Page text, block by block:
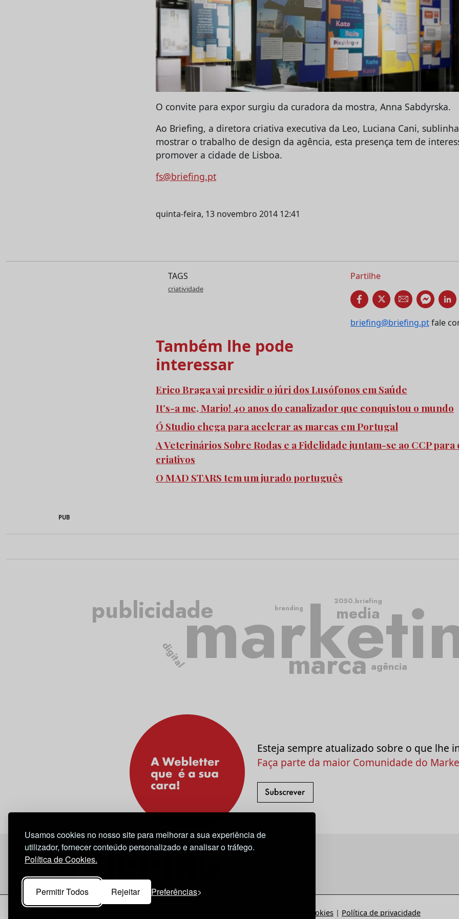
Usamos cookies no nosso site para melhorar a sua experiência de
utilizador, fornecer conteúdo personalizado e analisar o tráfego.
Política de Cookies.
Permitir Todos Rejeitar Preferências
O convite para expor surgiu da curadora da mostra, Anna Sabdyrska.
Ao Briefing, a diretora criativa executiva da Leo, Luciana Cani,
mostrar o trabalho de design da agência, esta presença tem de
promover a cidade de Lisboa.
fs@briefing.pt
quinta-feira, 13 novembro 2014 12:41
TAGS
criatividade
Partilhe
briefing@briefing.ptfale
Também lhe pode
interessar
Erico Braga vai presidir o júri dos Lusófonos em Saúde
It’s-a me, Mario! 40 anos do canalizador que conquistou o mundo
Ó Studio chega para acelerar as marcas em Portugal
A Veterinários Sobre Rodas e a Fidelidade juntam-se ao CCP
criativos
O MAD STARS tem um jurado português
PUB
publicidade
marca
media
agência
digital
2050.briefing
branding
Esteja sempre atualizado sobre o que lhe
Faça parte da maior Comunidade do
Política de Cookies | Política de privacidade